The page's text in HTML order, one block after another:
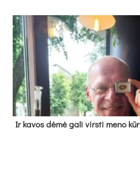
Ir ka­vos dė­mė ga­li virs­ti me­no